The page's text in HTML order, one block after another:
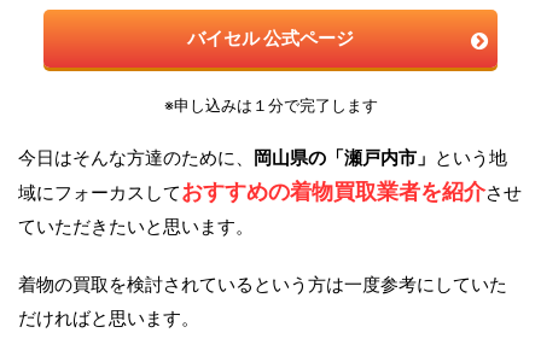
バイセル 公式ページ
※申し込みは１分で完了します
今日はそんな方達のために、 岡山県の「瀬戸内市」 という地
域にフォーカスしておすすめの着物買取業者を紹介させ
ていただきたいと思います。
着物の買取を検討されているという方は一度参考にしていた
だければと思います。